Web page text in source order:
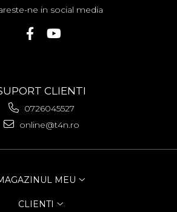
ne in social media
CLIENTI
0726045527
online@t4n.ro
MEU
CLIENTI